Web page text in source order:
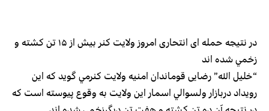
در نتیجه حمله ای انتحاری امروز ولايت كنر بيش از ۱۵ تن كشته و
زخمي شده اند
“خلیل الله” رضایی قوماندان امنیه ولایت کنرمي گويد كه اين
رويداد دربازار ولسوالي اسمار اين ولايت به وقوع پيوسته است كه